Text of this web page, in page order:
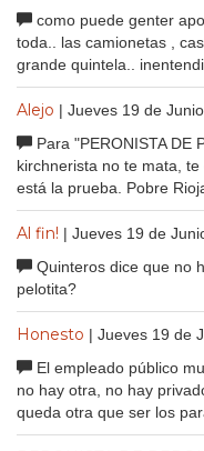
como puede genter
toda.. las camionetas ,
grande quintela..
Alejo | Jueves 19 de
Para "PERONISTA DE
kirchnerista no te mata,
está la prueba. Pobre
Al fin! | Jueves 19 de
Quinteros dice que no
pelotita?
Honesto | Jueves 19 de
El empleado público
no hay otra, no hay
queda otra que ser los